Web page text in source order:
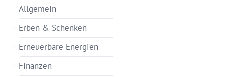
Allgemein
Erben & Schenken
Erneuerbare Energien
Finanzen